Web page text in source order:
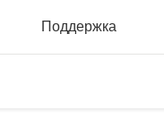
Поддержка